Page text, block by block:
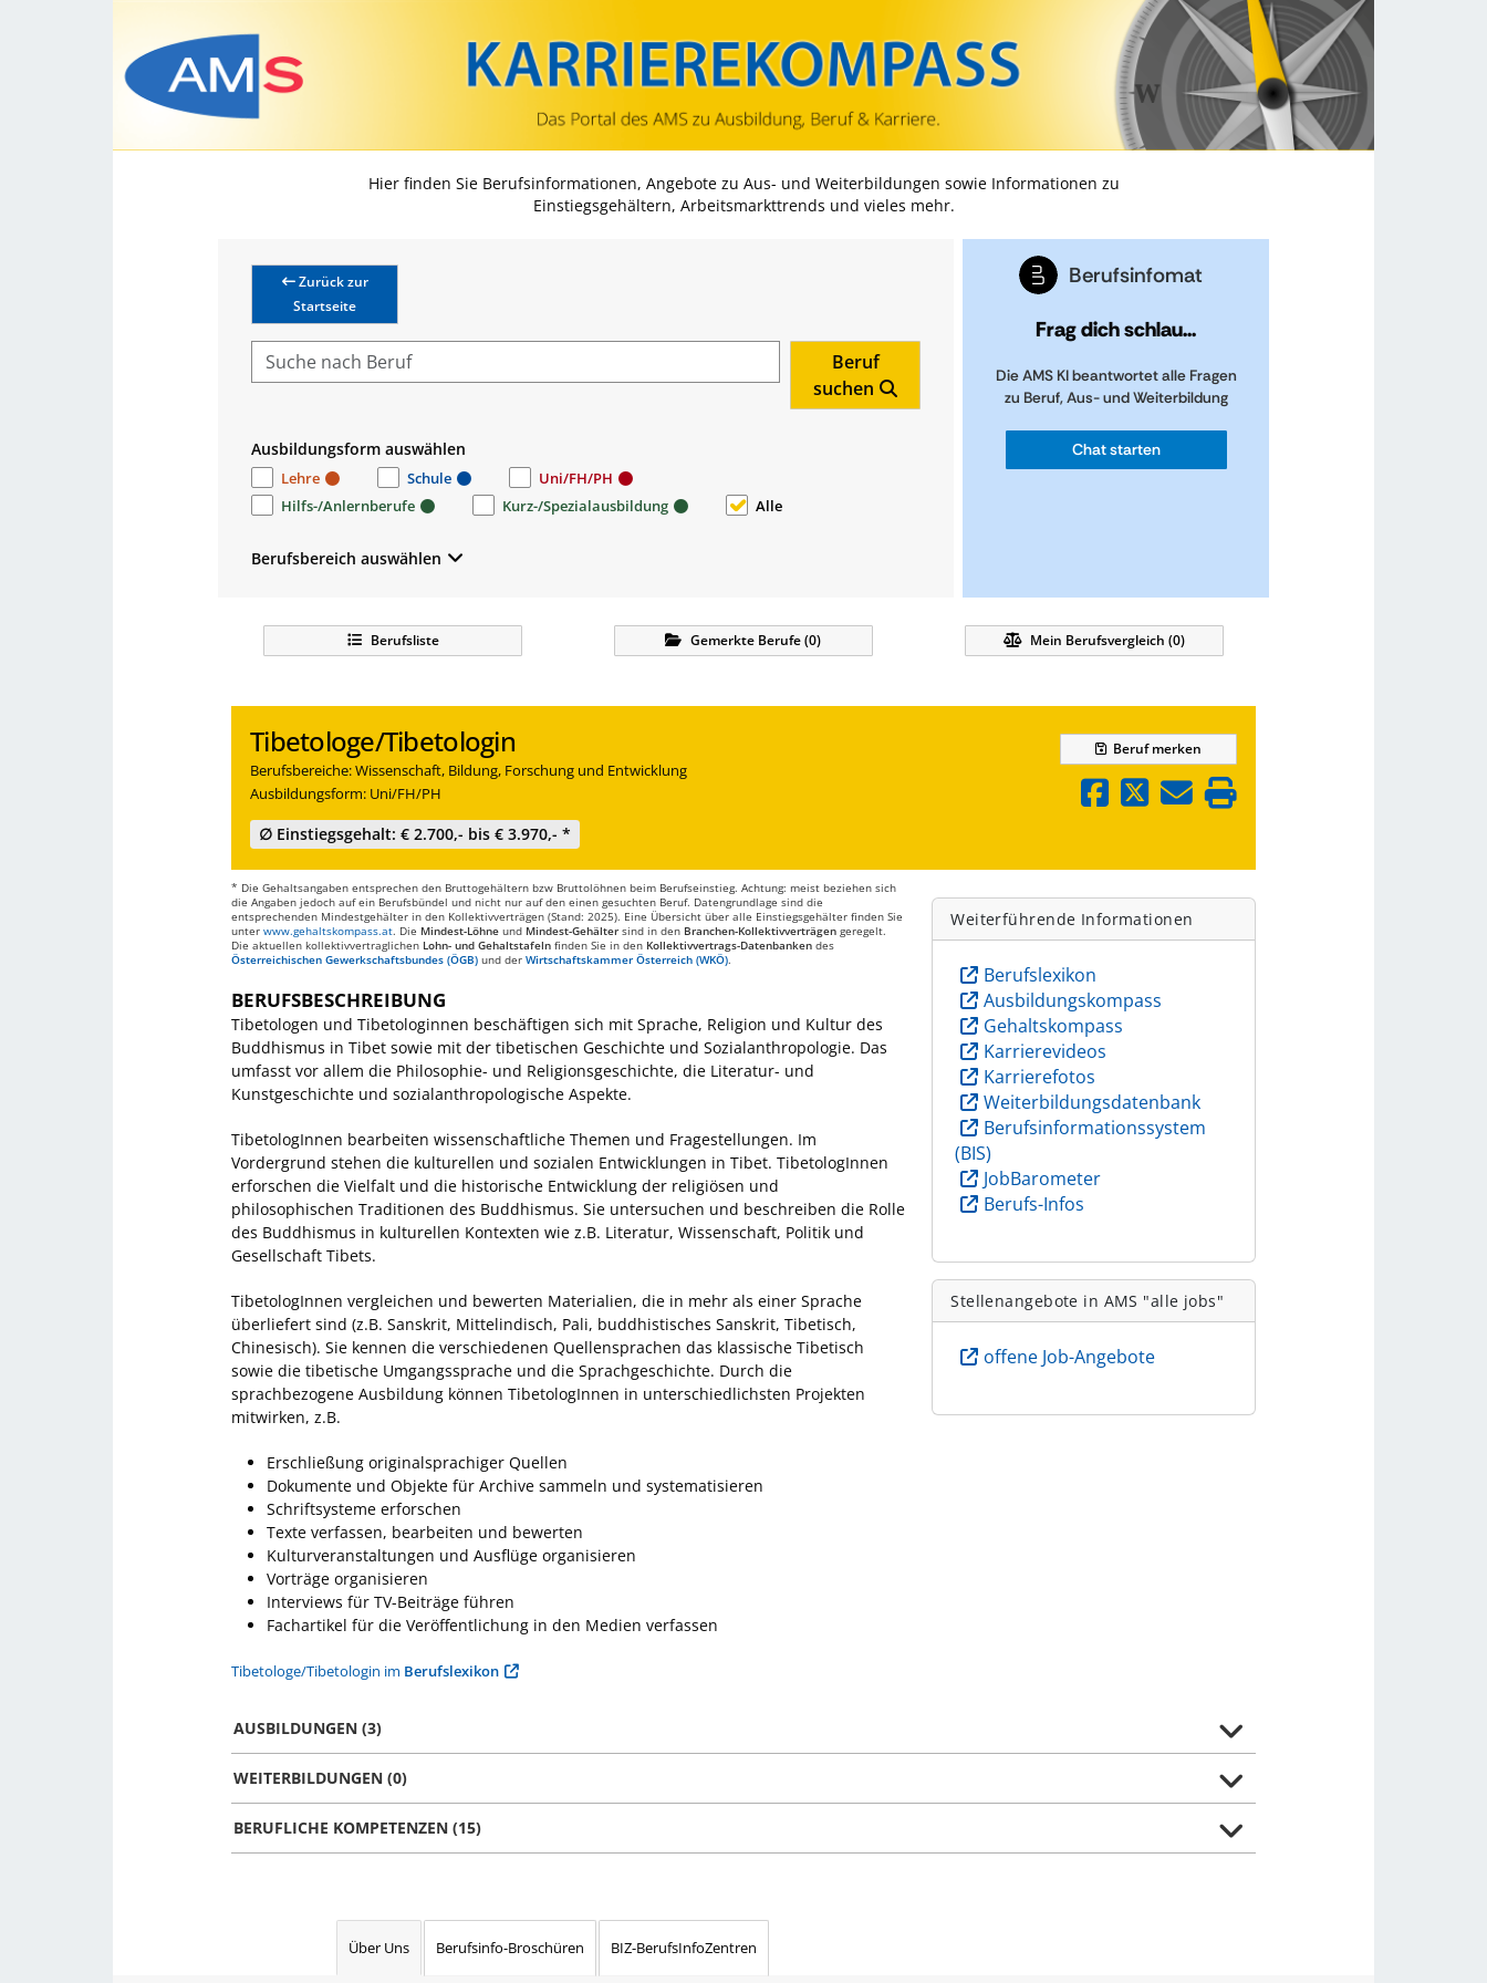
Zum Inhalt springen
Zum Navmenü springen
Zur Suche springen
Zur Footer springen
Hier finden Sie Berufsinformationen, Angebote zu Aus- und Weiterbildungen sowie Informationen zu
Einstiegsgehältern, Arbeitsmarkttrends und vieles mehr.
Zurück zur
Startseite
Beruf
suchen
Ausbildungsform auswählen
Lehre Schule
Uni/FH/PH
Hilfs-/Anlernberufe
Kurz-/Spezialausbildung Alle
Berufsbereich auswählen
Berufsinfomat
Frag dich schlau...
Die AMS KI beantwortet alle Fragen
zu Beruf, Aus- und Weiterbildung
Chat starten
Berufsliste Gemerkte Berufe(0) Mein Berufsvergleich (0)
Tibetologe/Tibetologin
Berufsbereiche: Wissenschaft, Bildung, Forschung und Entwicklung
Ausbildungsform: Uni/FH/PH
∅ Einstiegsgehalt: € 2.700,- bis € 3.970,- *
Berufmerken
* Die Gehaltsangaben entsprechen den Bruttogehältern bzw Bruttolöhnen beim Berufseinstieg. Achtung: meist beziehen sich
die Angaben jedoch auf ein Berufsbündel und nicht nur auf den einen gesuchten Beruf. Datengrundlage sind die
entsprechenden Mindestgehälter in den Kollektivverträgen (Stand: 2025). Eine Übersicht über alle Einstiegsgehälter finden Sie
unter www.gehaltskompass.at. Die Mindest-Löhne und Mindest-Gehälter sind in den Branchen-Kollektivverträgen geregelt.
Die aktuellen kollektivvertraglichen Lohn- und Gehaltstafeln finden Sie in den Kollektivvertrags-Datenbanken des
Österreichischen Gewerkschaftsbundes (ÖGB) und der Wirtschaftskammer Österreich (WKÖ).
BERUFSBESCHREIBUNG
Tibetologen und Tibetologinnen beschäftigen sich mit Sprache, Religion und Kultur des
Buddhismus in Tibet sowie mit der tibetischen Geschichte und Sozialanthropologie. Das
umfasst vor allem die Philosophie- und Religionsgeschichte, die Literatur- und
Kunstgeschichte und sozialanthropologische Aspekte.
TibetologInnen bearbeiten wissenschaftliche Themen und Fragestellungen. Im
Vordergrund stehen die kulturellen und sozialen Entwicklungen in Tibet. TibetologInnen
erforschen die Vielfalt und die historische Entwicklung der religiösen und
philosophischen Traditionen des Buddhismus. Sie untersuchen und beschreiben die Rolle
des Buddhismus in kulturellen Kontexten wie z.B. Literatur, Wissenschaft, Politik und
Gesellschaft Tibets.
TibetologInnen vergleichen und bewerten Materialien, die in mehr als einer Sprache
überliefert sind (z.B. Sanskrit, Mittelindisch, Pali, buddhistisches Sanskrit, Tibetisch,
Chinesisch). Sie kennen die verschiedenen Quellensprachen das klassische Tibetisch
sowie die tibetische Umgangssprache und die Sprachgeschichte. Durch die
sprachbezogene Ausbildung können TibetologInnen in unterschiedlichsten Projekten
mitwirken, z.B.
Erschließung originalsprachiger Quellen
Dokumente und Objekte für Archive sammeln und systematisieren
Schriftsysteme erforschen
Texte verfassen, bearbeiten und bewerten
Kulturveranstaltungen und Ausflüge organisieren
Vorträge organisieren
Interviews für TV-Beiträge führen
Fachartikel für die Veröffentlichung in den Medien verfassen
Tibetologe/Tibetologin im Berufslexikon
Weiterführende Informationen
Berufslexikon
Ausbildungskompass
Gehaltskompass
Karrierevideos
Karrierefotos
Weiterbildungsdatenbank
Berufsinformationssystem
(BIS)
JobBarometer
Berufs-Infos
Stellenangebote in AMS "alle jobs"
offene Job-Angebote
AUSBILDUNGEN (3)
WEITERBILDUNGEN (0)
BERUFLICHE KOMPETENZEN (15)
Über Uns Berufsinfo-Broschüren BIZ-BerufsInfoZentren